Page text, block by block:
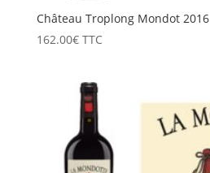
Château Troplong Mondot 2016
162.00€ TTC